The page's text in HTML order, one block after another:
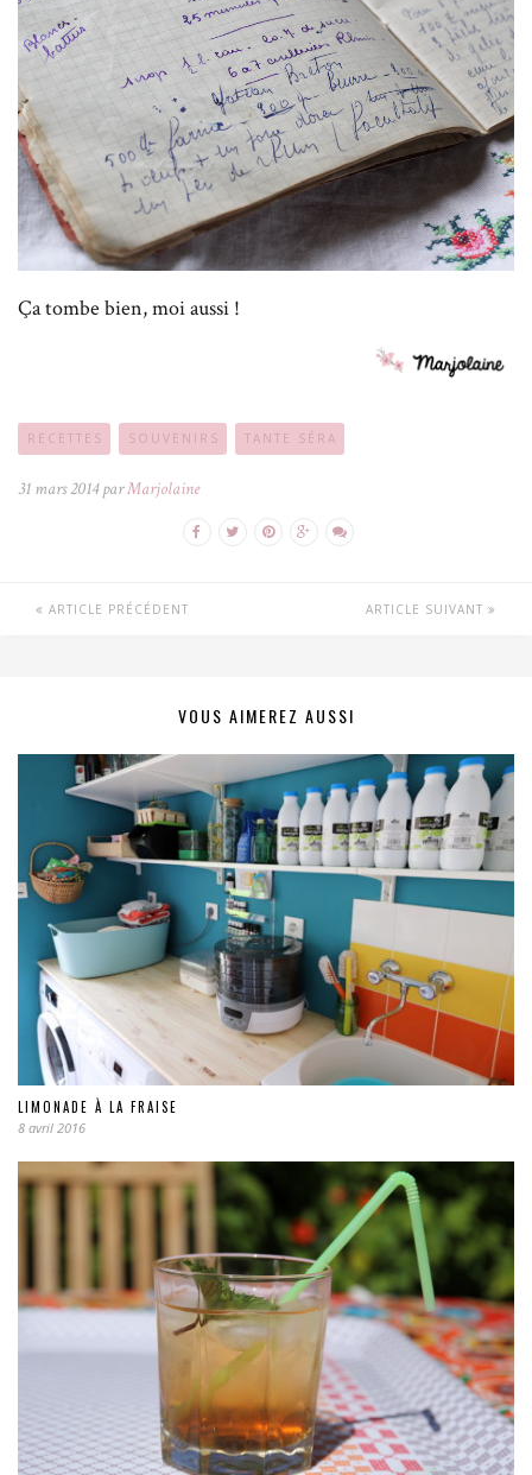
Ça tombe bien, moi aussi !
RECETTES SOUVENIRS TANTE SÉRA
31 mars 2014 parMarjolaine
ARTICLE PRÉCÉDENT ARTICLE SUIVANT
VOUS AIMEREZ AUSSI
LIMONADE À LA FRAISE
8 avril 2016